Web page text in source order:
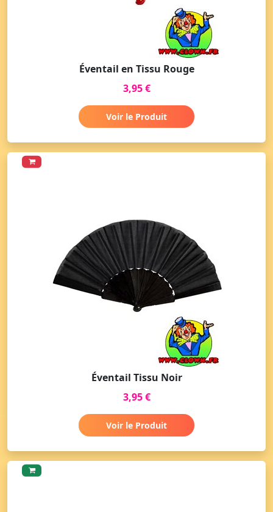
Éventail en Tissu Rouge
3,95 €
Voir le Produit
Éventail Tissu Noir
3,95 €
Voir le Produit